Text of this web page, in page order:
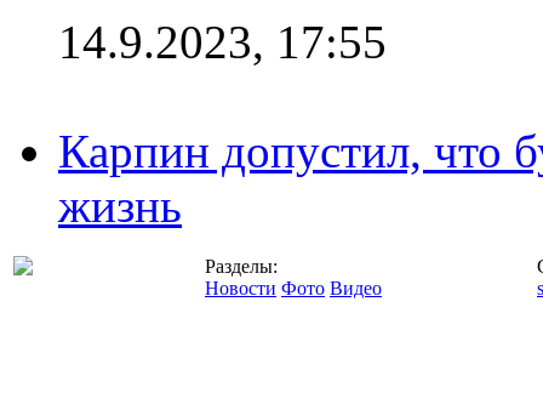
14.9.2023, 17:55
Карпин допустил, что
жизнь
Разделы:
Новости Фото Видео